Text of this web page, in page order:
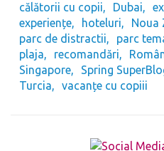
călătorii cu copii
Dubai
experiențe
hoteluri Noua
parc de distractii
parc
plaja
recomandări
Singapore
Spring
Turcia
vacanțe cu copiii